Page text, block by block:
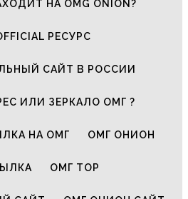
НА OMG ONION?
РЕСУРС
САЙТ В РОССИИ
ИЛИ ЗЕРКАЛО ОМГ ?
НА ОМГ ОМГ ОНИОН
ОМГ ТОР